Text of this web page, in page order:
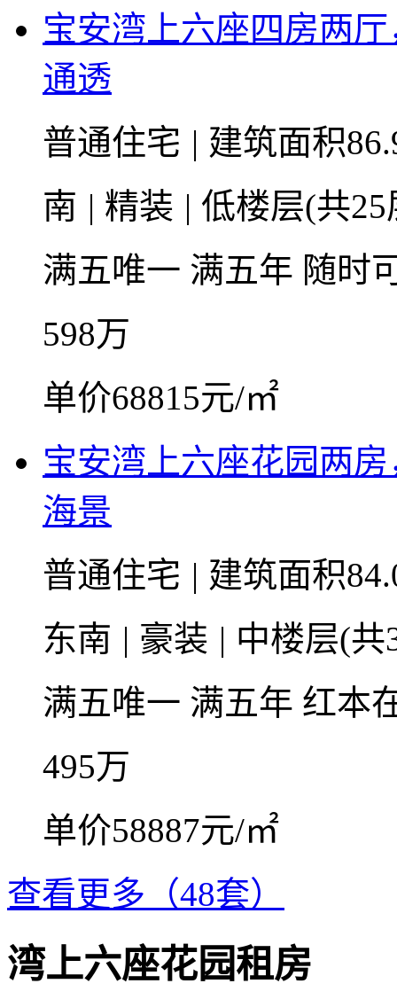
宝安湾上六座四房两
通透
普通住宅 | 建筑面积
南 | 精装 | 低楼层(共
满五唯一 满五年 随时
598万
单价68815元/㎡
宝安湾上六座花园两
海景
普通住宅 | 建筑面积
东南 | 豪装 | 中楼层(
满五唯一 满五年 红本
495万
单价58887元/㎡
查看更多（48套）
湾上六座花园租房